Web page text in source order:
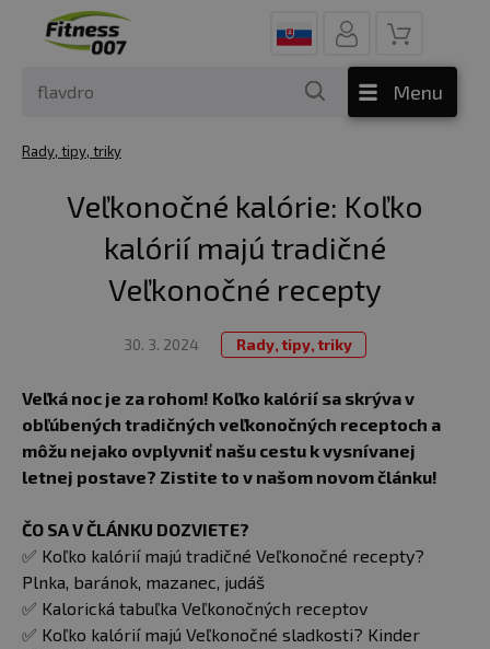
Menu
Rady, tipy, triky
Veľkonočné kalórie: Koľko
kalórií majú tradičné
Veľkonočné recepty
30. 3. 2024 Rady, tipy, triky
Veľká noc je za rohom! Koľko kalórií sa skrýva v
obľúbených tradičných veľkonočných receptoch a
môžu nejako ovplyvniť našu cestu k vysnívanej
letnej postave? Zistite to v našom novom článku!
ČO SA V ČLÁNKU DOZVIETE?
✅ Koľko kalórií majú tradičné Veľkonočné recepty?
Plnka, baránok, mazanec, judáš
✅ Kalorická tabuľka Veľkonočných receptov
✅ Koľko kalórií majú Veľkonočné sladkosti? Kinder